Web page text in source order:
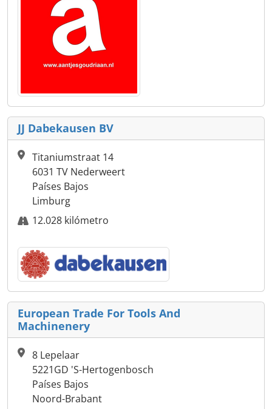
JJ Dabekausen BV
Titaniumstraat 14
6031 TV Nederweert
Países Bajos
Limburg
12.028 kilómetro
European Trade For Tools And
Machinenery
8 Lepelaar
5221GD 'S-Hertogenbosch
Países Bajos
Noord-Brabant